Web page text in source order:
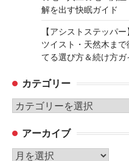
解を出す快眠ガイド
【アシストステッパ
ツイスト・天然木ま
てる選び方＆続け方ガ
カテゴリー
カ
ゴ
リ
アーカイブ
ア